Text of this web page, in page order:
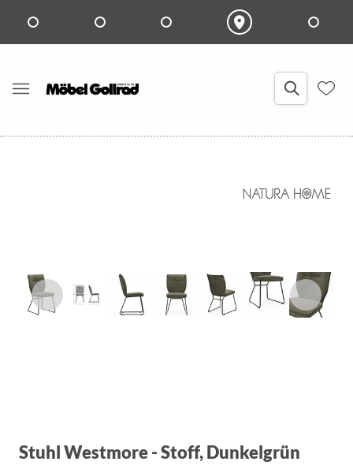
Stuhl Westmore - Stoff, Dunkelgrün